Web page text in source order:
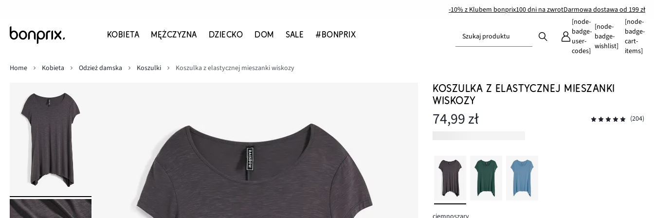
-10% z Klubem bonprix100 dni na zwrotDarmowa dostawa od 199 zł
KOBIETA MĘŻCZYZNA DZIECKO DOM SALE #BONPRIX Szukaj produktu
[node-
badge-
user-
codes]
[node-
badge-
wishlist]
[node-
badge-
cart-
items]
Home
Kobieta Odzież damska Koszulki Koszulka z elastycznej mieszanki wiskozy
KOSZULKA Z ELASTYCZNEJ MIESZANKI
WISKOZY
74,99 zł (204)